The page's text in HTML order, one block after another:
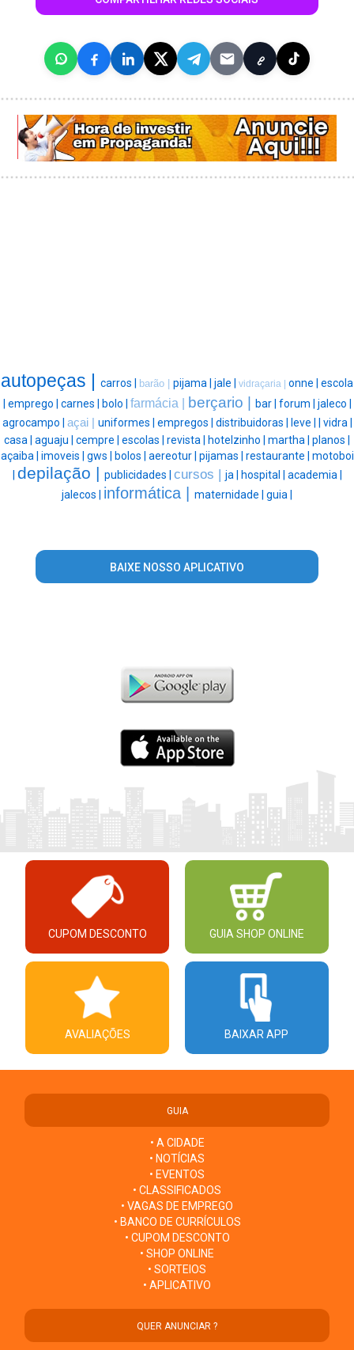
autopeças | carros | barão | pijama | jale | vidraçaria | onne | escola
emprego | carnes | bolo | farmácia | berçario | bar | forum | jaleco |
agrocampo | açai | uniformes | empregos | distribuidoras | leve |
vidra |
casa | aguaju | cempre | escolas | revista | hotelzinho | martha | planos |
açaiba | imoveis | gws | bolos | aereotur | pijamas | restaurante | motoboi
depilação | publicidades | cursos | ja | hospital | academia |
jalecos | informática | maternidade | guia |
BAIXE NOSSO APLICATIVO
CUPOM DESCONTO GUIA SHOP ONLINE
AVALIAÇÕES BAIXAR APP
GUIA
• A CIDADE
• NOTÍCIAS
• EVENTOS
• CLASSIFICADOS
• VAGAS DE EMPREGO
• BANCO DE CURRÍCULOS
• CUPOM DESCONTO
• SHOP ONLINE
• SORTEIOS
• APLICATIVO
QUER ANUNCIAR ?